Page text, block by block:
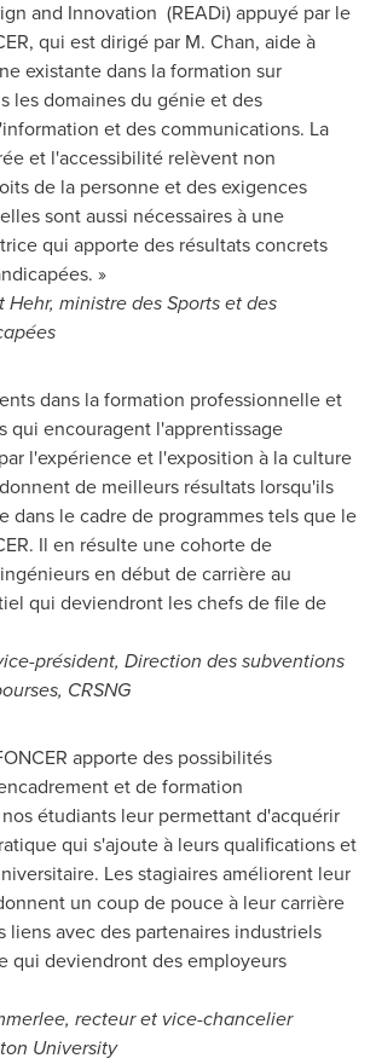
and Innovation (READi) appuyé par le
qui est dirigé par M. Chan, aide à
existante dans la formation sur
les domaines du génie et des
et des communications. La
et l'accessibilité relèvent non
de la personne et des exigences
sont aussi nécessaires à une
qui apporte des résultats concrets
»
Hehr, ministre des Sports et des
dans la formation professionnelle et
qui encouragent l'apprentissage
l'expérience et l'exposition à la culture
de meilleurs résultats lorsqu'ils
dans le cadre de programmes tels que le
Il en résulte une cohorte de
en début de carrière au
qui deviendront les chefs de file de
président, Direction des subventions
CRSNG
apporte des possibilités
et de formation
étudiants leur permettant d'acquérir
qui s'ajoute à leurs qualifications et
Les stagiaires améliorent leur
un coup de pouce à leur carrière
liens avec des partenaires industriels
qui deviendront des employeurs
recteur et vice-chancelier
University